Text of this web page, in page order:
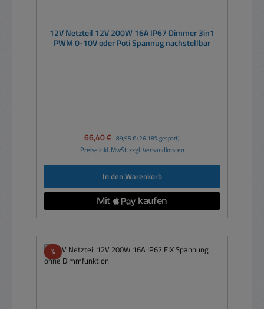
12V Netzteil 12V 200W 16A IP67 Dimmer 3in1
PWM 0-10V oder Poti Spannug nachstellbar
Verkaufspreis:
66,40 € Regulärer Preis:
89,95 € (26.18% gespart)
Preise inkl. MwSt. zzgl. Versandkosten
In den Warenkorb
%Rabatt